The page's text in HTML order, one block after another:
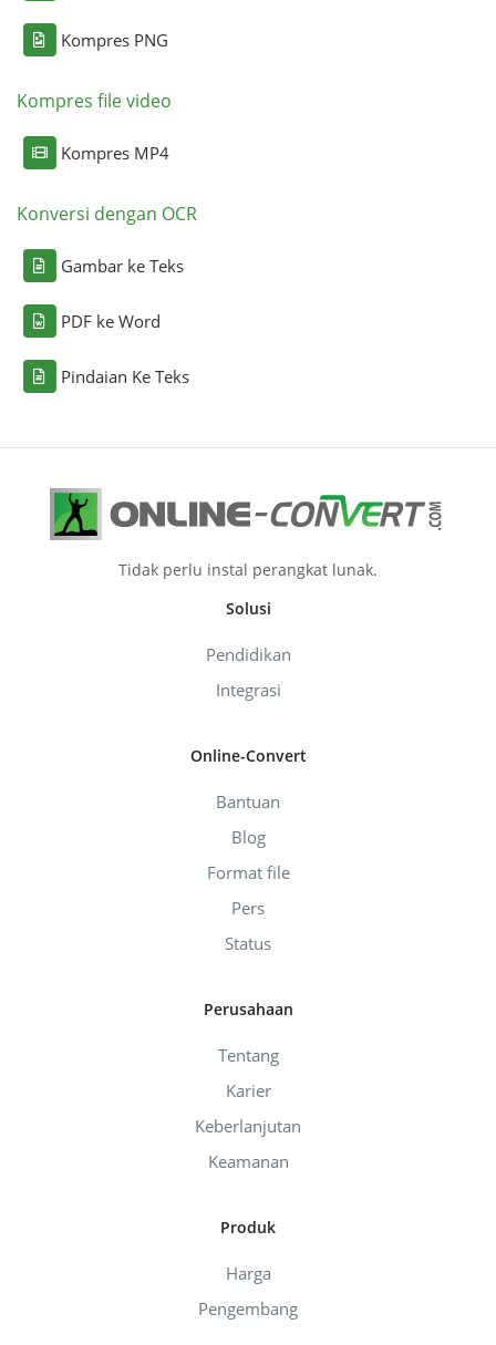
Kompres PNG
Kompres file video
Kompres MP4
Konversi dengan OCR
Gambar ke Teks
PDF ke Word
Pindaian Ke Teks
Tidak perlu instal perangkat lunak.
Solusi
Pendidikan
Integrasi
Online-Convert
Bantuan
Blog
Format file
Pers
Status
Perusahaan
Tentang
Karier
Keberlanjutan
Keamanan
Produk
Harga
Pengembang